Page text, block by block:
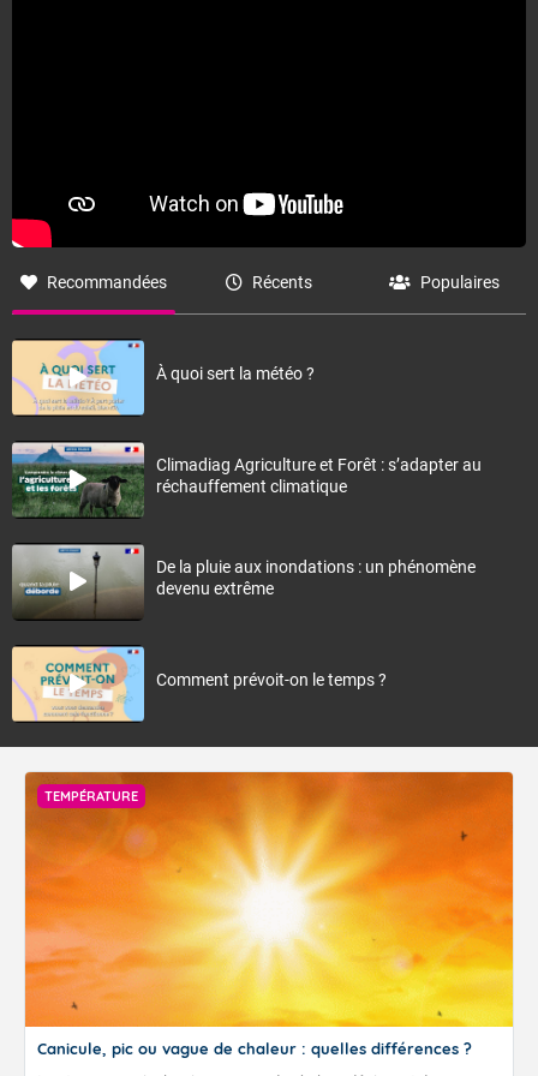
Recommandées Récents Populaires
À quoi sert la météo ?
Climadiag Agriculture et Forêt : s’adapter au
réchauffement climatique
De la pluie aux inondations : un phénomène
devenu extrême
Comment prévoit-on le temps ?
TEMPÉRATURE
Canicule, pic ou vague de chaleur : quelles différences ?